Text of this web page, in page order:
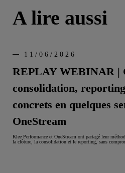
A lire aussi
REPLAY WEBINAR |
consolidation,
concrets en quelques
OneStream
11/06/2026
Klee Performance et OneStream ont partagé leur
la clôture, la consolidation et le reporting, sans